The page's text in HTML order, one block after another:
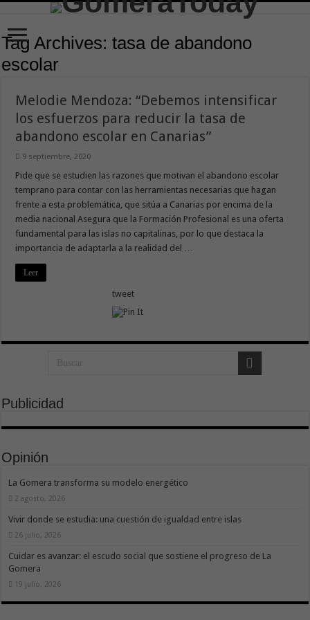
Tag Archives:tasa de abandono
escolar
Melodie Mendoza: “Debemos intensificar
los esfuerzos para reducir la tasa de
abandono escolar en Canarias”
9 septiembre, 2020
Pide que se estudien las razones que motivan el abandono escolar
temprano para contar con las herramientas necesarias que hagan
frente a esta problemática, que sitúa a Canarias por encima de la
media nacional Asegura que la Formación Profesional es una oferta
fundamental para las islas no capitalinas, por lo que destaca la
importancia de adaptarla a la realidad del …
Leer
tweet
Publicidad
Opinión
La Gomera transforma su modelo energético
2 agosto, 2026
Vivir donde se estudia: una cuestión de igualdad entre islas
26 julio, 2026
Cuidar es avanzar: el escudo social que sostiene el progreso de La
Gomera
19 julio, 2026